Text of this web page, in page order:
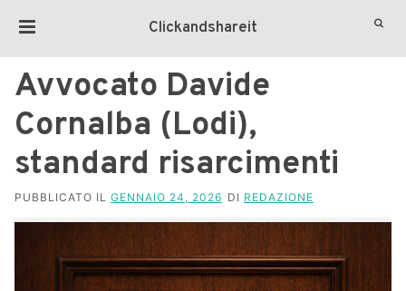
Clickandshareit
Avvocato Davide
Cornalba (Lodi),
standard risarcimenti
PUBBLICATO IL GENNAIO 24, 2026 DI REDAZIONE